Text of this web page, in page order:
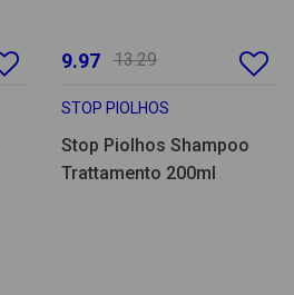
9.97 13.29
STOP PIOLHOS
Stop Piolhos Shampoo
Trattamento 200ml